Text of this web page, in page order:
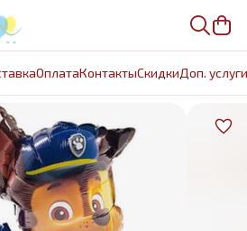
ОплатаКонтактыCкидкиДоп. услуги